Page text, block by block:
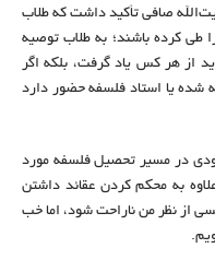
صافی تأکید داشت که طلاب
طی کرده باشند؛ به طلاب توصیه
از هر کس یاد گرفت، بلکه اگر
شده یا استاد فلسفه حضور دارد
در مسیر تحصیل فلسفه مورد
به محکم کردن عقائد داشتن
از نظر من ناراحت شود، اما خب